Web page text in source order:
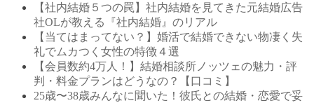
【社内結婚５つの罠】社内結婚を見てきた元結婚広告
社OLが教える『社内結婚』のリアル
【当てはまってない？】婚活で結婚できない物凄く失
礼でムカつく女性の特徴４選
【会員数約4万人！】結婚相談所ノッツェの魅力・評
判・料金プランはどうなの？【口コミ】
25歳〜38歳みんなに聞いた！彼氏との結婚・恋愛で妥